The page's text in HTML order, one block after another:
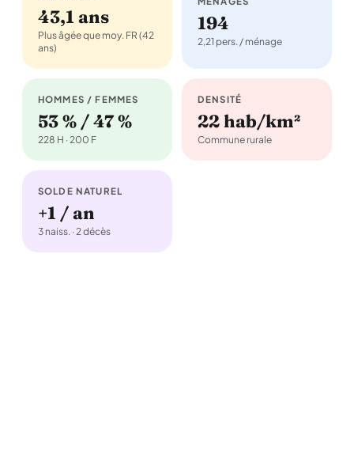
43,1 ans
Plus âgée que moy. FR (42
ans)
194
2,21 pers. / ménage
HOMMES / FEMMES
53 % / 47 %
228 H · 200 F
DENSITÉ
22 hab/km²
Commune rurale
SOLDE NATUREL
+1 / an
3 naiss. · 2 décès